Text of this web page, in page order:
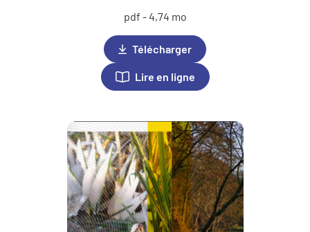
pdf - 4,74 mo
Télécharger
Lire en ligne